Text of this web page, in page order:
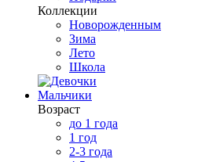
Коллекции
Новорожденным
Зима
Лето
Школа
Мальчики
Возраст
до 1 года
1 год
2-3 года